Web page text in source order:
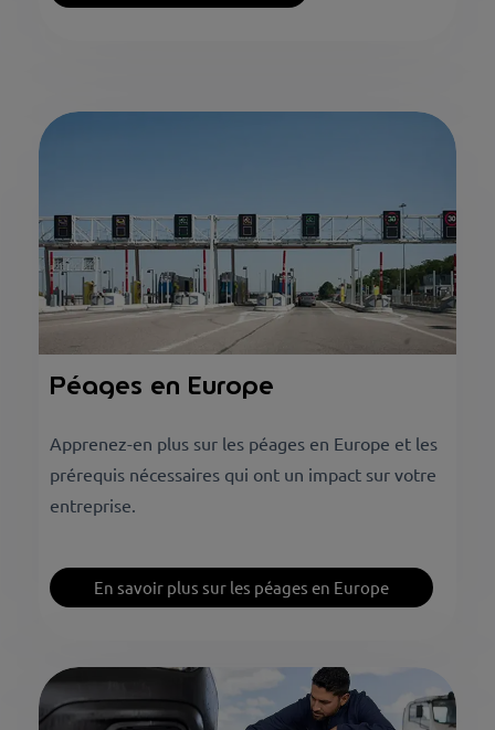
Péages en Europe
Apprenez-en plus sur les péages en Europe et les
prérequis nécessaires qui ont un impact sur votre
entreprise.
En savoir plus sur les péages en Europe